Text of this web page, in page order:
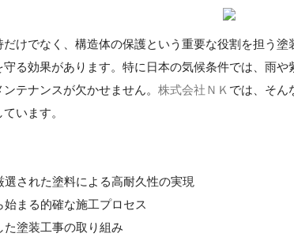
けでなく、構造体の保護という重要な役割を担う
守る効果があります。特に日本の気候条件では、雨
テナンスが欠かせません。 株式会社ＮＫ では、そん
います。
選された塗料による高耐久性の実現
始まる的確な施工プロセス
た塗装工事の取り組み